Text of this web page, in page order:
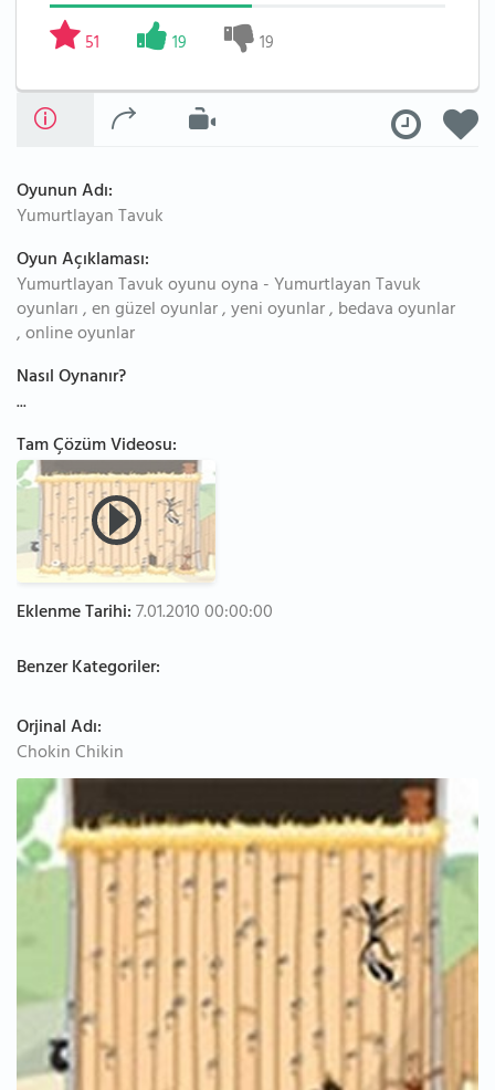
51 19 19
Oyunun Adı:
Yumurtlayan Tavuk
Oyun Açıklaması:
Yumurtlayan Tavuk oyunu oyna - Yumurtlayan Tavuk
oyunları , en güzel oyunlar , yeni oyunlar , bedava oyunlar
, online oyunlar
Nasıl Oynanır?
...
Tam Çözüm Videosu:
Eklenme Tarihi:7.01.2010 00:00:00
Benzer Kategoriler:
Orjinal Adı:
Chokin Chikin